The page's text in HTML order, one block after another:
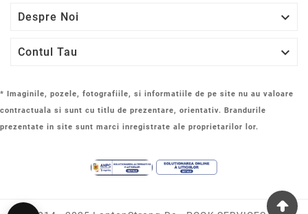
Despre Noi 
Contul Tau 
* Imaginile, pozele, fotografiile, si informatiile de pe site nu au valoare
contractuala si sunt cu titlu de prezentare, orientativ. Brandurile
prezentate in site sunt marci inregistrate ale proprietarilor lor.